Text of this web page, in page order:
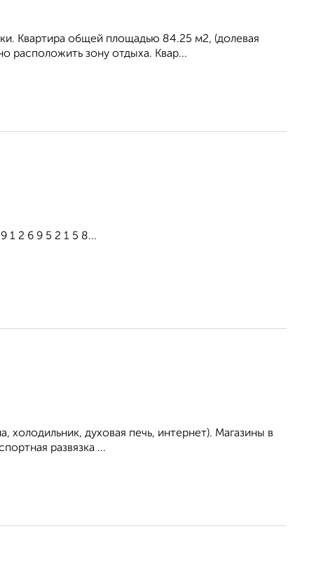
Квартира общей площадью 84.25 м2, (долевая
расположить зону отдыха. Квар...
1 2 6 9 5 2 1 5 8...
холодильник, духовая печь, интернет). Магазины в
развязка ...